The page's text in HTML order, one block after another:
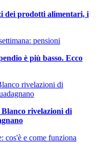
dei prodotti alimentari, i
è più basso. Ecco
rivelazioni di